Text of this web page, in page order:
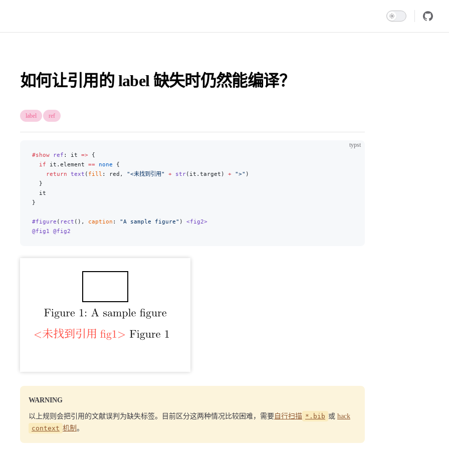
如何让引用的 label 缺失时仍然能编译？
label ref
typst
#show ref : it => {
  if
it.element == none {
    return
text ( fill : red, "<未找到引用" + str(it.target) + ">" )
  }
  it
}
#figure ( rect (), caption : "A sample figure" ) <fig2>
@fig1 @fig2
WARNING
以上规则会把引用的文献误判为缺失标签。目前区分这两种情况比较困难，需要 自行扫描 *.bib 或 hack
context 机制 。